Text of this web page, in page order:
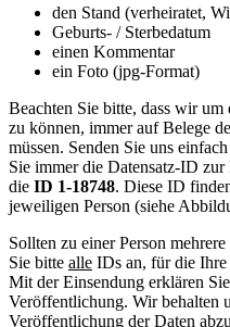
den Stand (verheiratet,
Geburts- / Sterbedatum
einen Kommentar
ein Foto (jpg-Format)
Beachten Sie bitte, dass wir
zu können, immer auf Belege
müssen. Senden Sie uns
Sie immer die Datensatz-ID
die ID 1-18748. Diese ID
jeweiligen Person (siehe
Sollten zu einer Person
Sie bitte alle IDs an, für die
Mit der Einsendung erklären
Veröffentlichung. Wir behalten
Veröffentlichung der Daten